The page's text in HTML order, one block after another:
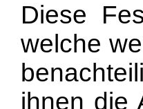
Diese
welche
ihnen die